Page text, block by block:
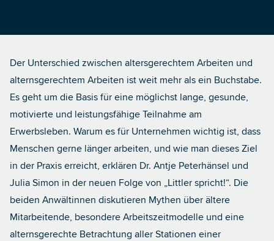
Der Unterschied zwischen altersgerechtem Arbeiten und
alternsgerechtem Arbeiten ist weit mehr als ein Buchstabe.
Es geht um die Basis für eine möglichst lange, gesunde,
motivierte und leistungsfähige Teilnahme am
Erwerbsleben. Warum es für Unternehmen wichtig ist, dass
Menschen gerne länger arbeiten, und wie man dieses Ziel
in der Praxis erreicht, erklären Dr. Antje Peterhänsel und
Julia Simon in der neuen Folge von „Littler spricht!“. Die
beiden Anwältinnen diskutieren Mythen über ältere
Mitarbeitende, besondere Arbeitszeitmodelle und eine
alternsgerechte Betrachtung aller Stationen einer